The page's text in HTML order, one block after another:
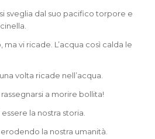
sveglia dal suo pacifico torpore e
ma vi ricade. L’acqua così calda le
volta ricade nell’acqua.
a morire bollita!
la nostra storia.
la nostra umanità.